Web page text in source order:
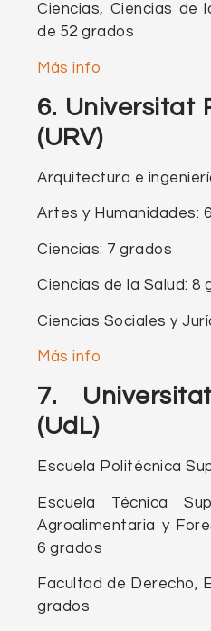
Ciencias, Ciencias de
de 52 grados
Más info
6. Universitat
(URV)
Arquitectura e
Artes y Humanidades:
Ciencias: 7 grados
Ciencias de la Salud: 8
Ciencias Sociales y
Más info
7.
(UdL)
Escuela Politécnica
Escuela Técnica
Agroalimentaria y
6 grados
Facultad de Derecho,
grados